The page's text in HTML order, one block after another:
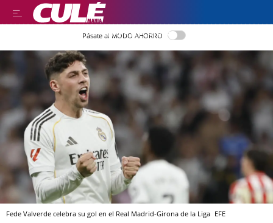
LLEGIR EN CATALÀ
Pásate al MODO AHORRO
Fede Valverde celebra su gol en el Real Madrid-Girona de la Liga EFE